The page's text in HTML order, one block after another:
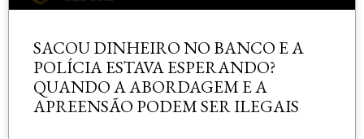
SACOU DINHEIRO NO BANCO E A
POLÍCIA ESTAVA ESPERANDO?
QUANDO A ABORDAGEM E A
APREENSÃO PODEM SER ILEGAIS